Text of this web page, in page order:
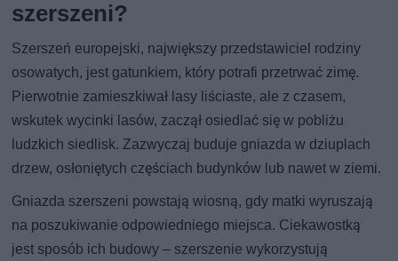
szerszeni?
Szerszeń europejski, największy przedstawiciel rodziny
osowatych, jest gatunkiem, który potrafi przetrwać zimę.
Pierwotnie zamieszkiwał lasy liściaste, ale z czasem,
wskutek wycinki lasów, zaczął osiedlać się w pobliżu
ludzkich siedlisk. Zazwyczaj buduje gniazda w dziuplach
drzew, osłoniętych częściach budynków lub nawet w ziemi.
Gniazda szerszeni powstają wiosną, gdy matki wyruszają
na poszukiwanie odpowiedniego miejsca. Ciekawostką
jest sposób ich budowy – szerszenie wykorzystują